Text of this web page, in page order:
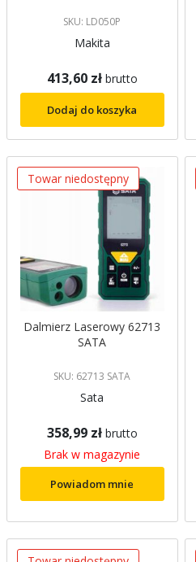
SKU: LD050P
Makita
413,60 zł brutto
Dodaj do koszyka
Towar niedostępny
Dalmierz Laserowy 62713
SATA
SKU: 62713 SATA
Sata
358,99 zł brutto
Brak w magazynie
Powiadom mnie